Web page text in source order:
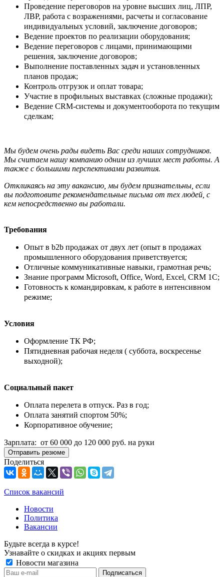
Проведение переговоров на уровне высших лиц, ЛПР,
ЛВР, работа с возражениями, расчеты и согласование
индивидуальных условий, заключение договоров;
Ведение проектов по реализации оборудования;
Ведение переговоров с лицами, принимающими
решения, заключение договоров;
Выполнение поставленных задач и установленных
планов продаж;
Контроль отгрузок и оплат товара;
Участие в профильных выставках (сложные продажи);
Ведение CRM-системы и документооборота по текущим
сделкам;
Мы будем очень рады видеть Вас среди наших сотрудников.
Мы считаем нашу компанию одним из лучших мест работы. А
также c большими перспективами развития.
Откликаясь на эту вакансию, мы будем признательны, если
вы подготовите рекомендательные письма от тех людей, с
кем непосредственно вы работали.
Требования
Опыт в b2b продажах от двух лет (опыт в продажах
промышленного оборудования приветствуется;
Отличные коммуникативные навыки, грамотная речь;
Знание программ Microsoft, Office, Word, Excel, CRM 1C;
Готовность к командировкам, к работе в интенсивном
режиме;
Условия
Оформление ТК РФ;
Пятидневная рабочая неделя ( суббота, воскресенье
выходной);
Социальный пакет
Оплата перелета в отпуск. Раз в год;
Оплата занятий спортом 50%;
Корпоративное обучение;
Зарплата: от 60 000 до 120 000 руб. на руки
Отправить резюме
Поделиться
Список вакансий
Новости
Политика
Вакансии
Будьте всегда в курсе!
Узнавайте о скидках и акциях первым
Новости магазина